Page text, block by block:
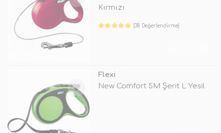
Kırmızı
(38 Değerlendirme)
Flexi
New Comfort 5M Şerit L Yesil